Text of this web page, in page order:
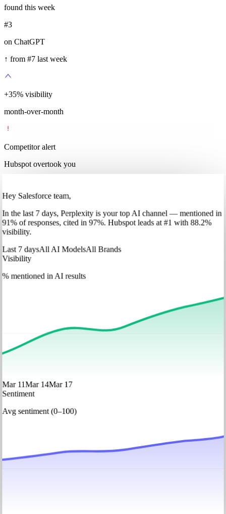
found this week
#3
on ChatGPT
↑ from #7 last week
+35% visibility
month-over-month
Competitor alert
Hubspot overtook you
Hey Salesforce team,
Inthe last 7 days, Perplexityis your top AI channel — mentioned in
91% of responses, cited in 97%. Hubspotleads at #1 with 88.2%
visibility.
Last 7 daysAll AI ModelsAll Brands
Visibility
% mentioned in AI results
Mar 11Mar 14Mar 17
Sentiment
Avg sentiment (0–100)